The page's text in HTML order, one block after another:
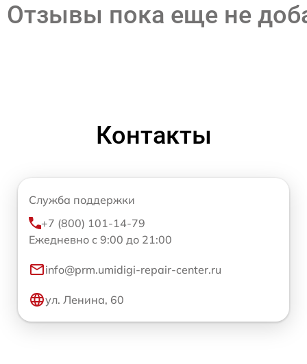
Отзывы пока еще не
Контакты
Служба поддержки
+7 (800) 101-14-79
Ежедневно с 9:00 до 21:00
info@prm.umidigi-repair-center.ru
ул. Ленина, 60